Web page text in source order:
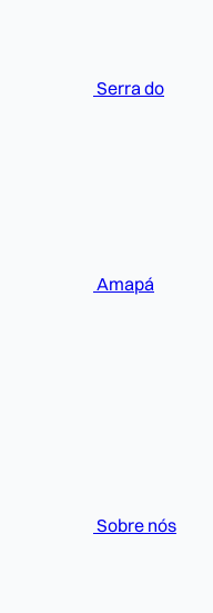
Serra do
Amapá
Sobre nós